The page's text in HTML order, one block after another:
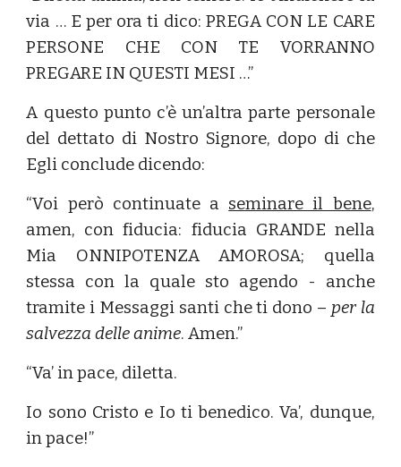
via … E per ora ti dico: PREGA CON LE CARE
PERSONE CHE CON TE VORRANNO
PREGARE IN QUESTI MESI …”
A questo punto c’è un’altra parte personale
del dettato di Nostro Signore, dopo di che
Egli conclude dicendo:
“Voi però continuate a seminare il bene,
amen, con fiducia: fiducia GRANDE nella
Mia ONNIPOTENZA AMOROSA; quella
stessa con la quale sto agendo - anche
tramite i Messaggi santi che ti dono – per la
salvezza delle anime. Amen.”
“Va’ in pace, diletta.
Io sono Cristo e Io ti benedico. Va’, dunque,
in pace!”